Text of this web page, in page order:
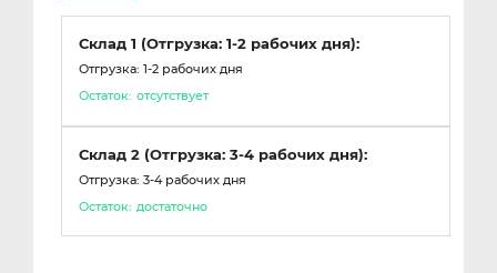
Склад 1 (Отгрузка: 1-2 рабочих дня):
Отгрузка: 1-2 рабочих дня
Остаток: отсутствует
Склад 2 (Отгрузка: 3-4 рабочих дня):
Отгрузка: 3-4 рабочих дня
Остаток: достаточно